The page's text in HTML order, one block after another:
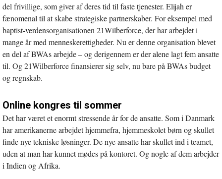
del frivillige, som giver af deres tid til faste tjenester. Elijah er
fænomenal til at skabe strategiske partnerskaber. For eksempel med
baptist-verdensorganisationen 21Wilberforce, der har arbejdet i
mange år med menneskerettigheder. Nu er denne organisation blevet
en del af BWAs arbejde – og derigennem er der alene lagt fem ansatte
til. Og 21Wilberforce finansierer sig selv, nu bare på BWAs budget
og regnskab.
Online kongres til sommer
Det har været et enormt stressende år for de ansatte. Som i Danmark
har amerikanerne arbejdet hjemmefra, hjemmeskolet børn og skullet
finde nye tekniske løsninger. De nye ansatte har skullet ind i teamet,
uden at man har kunnet mødes på kontoret. Og nogle af dem arbejder
i Indien og Afrika.